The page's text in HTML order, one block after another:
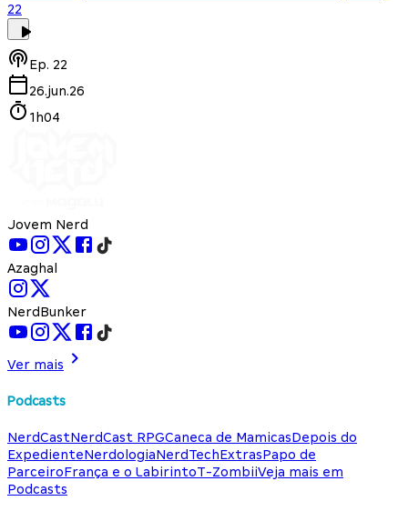
22
Ep. 22
26.jun.26
1h04
Jovem Nerd
Azaghal
NerdBunker
Ver mais
Podcasts
NerdCastNerdCast RPGCaneca de MamicasDepois do
ExpedienteNerdologiaNerdTechExtrasPapo de
ParceiroFrança e o LabirintoT-ZombiiVeja mais em
Podcasts